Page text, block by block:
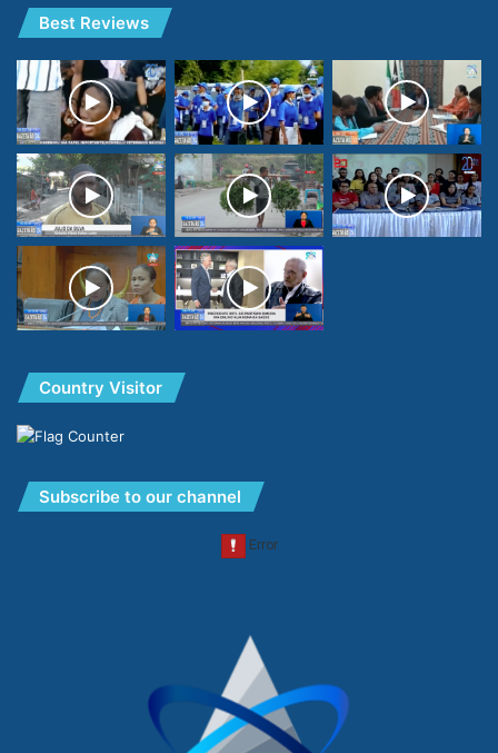
Best Reviews
Country Visitor
Subscribe to our channel